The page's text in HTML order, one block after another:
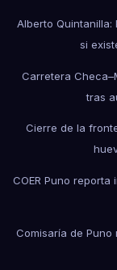
Alberto Quintanilla:
si
Carretera
tras
Cierre de la
COER Puno
Comisaría de